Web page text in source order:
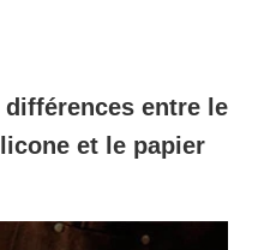
entre le
et le papier